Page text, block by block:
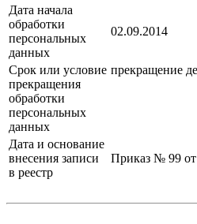
Дата начала
обработки
персональных
данных
02.09.2014
Срок или условие
прекращения
обработки
персональных
данных
прекращение
Дата и основание
внесения записи
в реестр
Приказ № 99 от